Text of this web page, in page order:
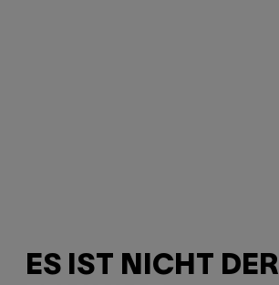
ES IST NICHT DER